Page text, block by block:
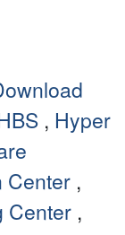
, Hyper
Center ,
Center ,